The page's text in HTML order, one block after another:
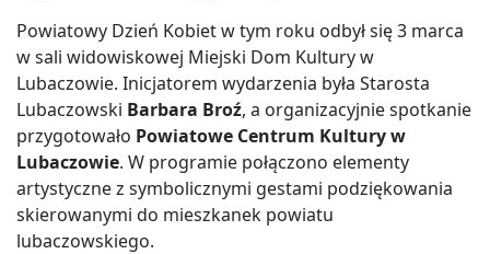
Powiatowy Dzień Kobiet w tym roku odbył się 3 marca
w sali widowiskowej Miejski Dom Kultury w
Lubaczowie. Inicjatorem wydarzenia była Starosta
Lubaczowski Barbara Broź, a organizacyjnie spotkanie
przygotowało Powiatowe Centrum Kultury w
Lubaczowie. W programie połączono elementy
artystyczne z symbolicznymi gestami podziękowania
skierowanymi do mieszkanek powiatu
lubaczowskiego.